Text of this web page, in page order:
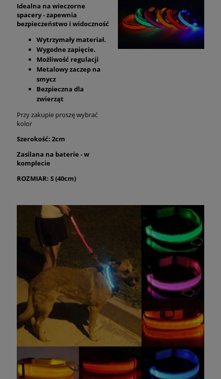
Idealna na wieczorne
spacery - zapewnia
bezpieczeństwo i widoczność
Wytrzymały materiał.
Wygodne zapięcie.
Możliwość regulacji
Metalowy zaczep na
smycz
Bezpieczna dla
zwierząt
Przy zakupie proszę wybrać
kolor
Szerokość: 2cm
Zasilana na baterie - w
komplecie
ROZMIAR: S (40cm)